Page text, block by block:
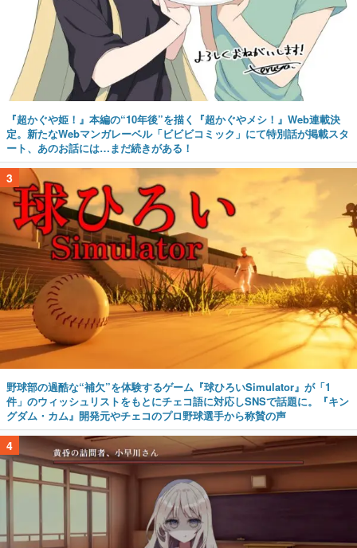
『超かぐや姫！』本編の“10年後”を描く『超かぐやメシ！』Web連載決
定。新たなWebマンガレーベル「ビビビコミック」にて特別話が掲載スタ
ート、あのお話には…まだ続きがある！
3
野球部の過酷な“補欠”を体験するゲーム『球ひろいSimulator』が「1
件」のウィッシュリストをもとにチェコ語に対応しSNSで話題に。『キン
グダム・カム』開発元やチェコのプロ野球選手から称賛の声
4